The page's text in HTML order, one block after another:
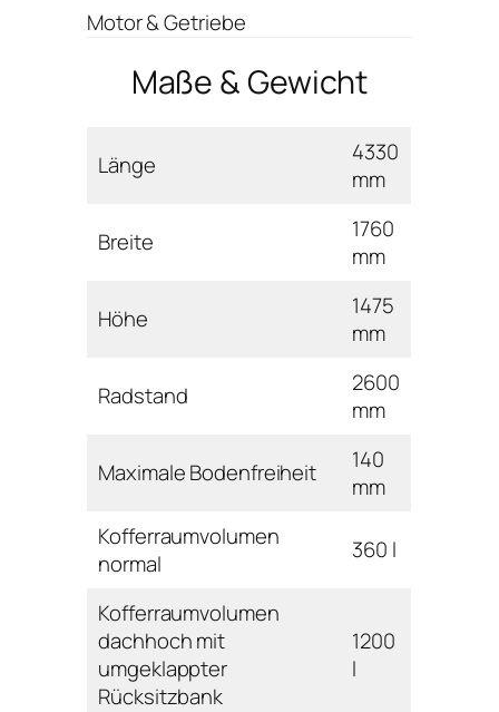
Motor & Getriebe
Maße & Gewicht
Länge
4330
mm
Breite
1760
mm
Höhe
1475
mm
Radstand
2600
mm
Maximale Bodenfreiheit
140
mm
Kofferraumvolumen
normal
360 l
Kofferraumvolumen
dachhoch mit
umgeklappter
Rücksitzbank
1200
l